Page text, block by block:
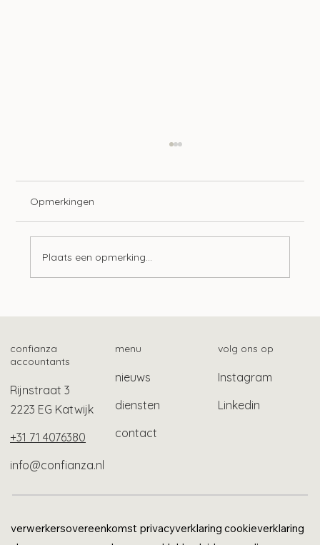
Opmerkingen
Plaats een opmerking...
confianza
accountants
Rijnstraat 3
2223 EG Katwijk
+31 71 4076380
info@confianza.nl
menu
nieuws
diensten
contact
volg ons op
Instagram
Linkedin
verwerkersovereenkomst privacyverklaring cookieverklaring